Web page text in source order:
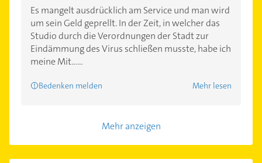
Es mangelt ausdrücklich am Service und man wird
um sein Geld geprellt. In der Zeit, in welcher das
Studio durch die Verordnungen der Stadt zur
Eindämmung des Virus schließen musste, habe ich
meine Mit......
Bedenken melden Mehr lesen
Mehr anzeigen